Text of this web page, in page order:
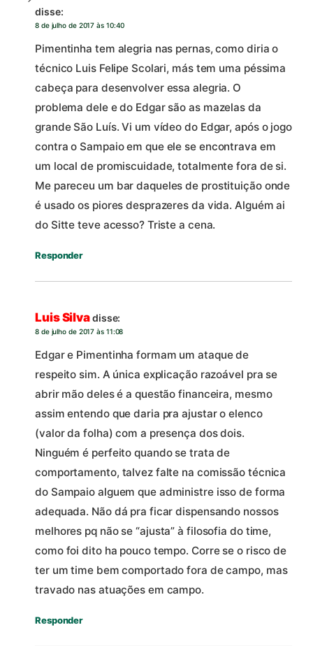
disse:
8 de julho de 2017 às 10:40
Pimentinha tem alegria nas pernas, como diria o
técnico Luis Felipe Scolari, más tem uma péssima
cabeça para desenvolver essa alegria. O
problema dele e do Edgar são as mazelas da
grande São Luís. Vi um vídeo do Edgar, após o jogo
contra o Sampaio em que ele se encontrava em
um local de promiscuidade, totalmente fora de si.
Me pareceu um bar daqueles de prostituição onde
é usado os piores desprazeres da vida. Alguém ai
do Sitte teve acesso? Triste a cena.
Responder
Luis Silvadisse:
8 de julho de 2017 às 11:08
Edgar e Pimentinha formam um ataque de
respeito sim. A única explicação razoável pra se
abrir mão deles é a questão financeira, mesmo
assim entendo que daria pra ajustar o elenco
(valor da folha) com a presença dos dois.
Ninguém é perfeito quando se trata de
comportamento, talvez falte na comissão técnica
do Sampaio alguem que administre isso de forma
adequada. Não dá pra ficar dispensando nossos
melhores pq não se “ajusta” à filosofia do time,
como foi dito ha pouco tempo. Corre se o risco de
ter um time bem comportado fora de campo, mas
travado nas atuações em campo.
Responder